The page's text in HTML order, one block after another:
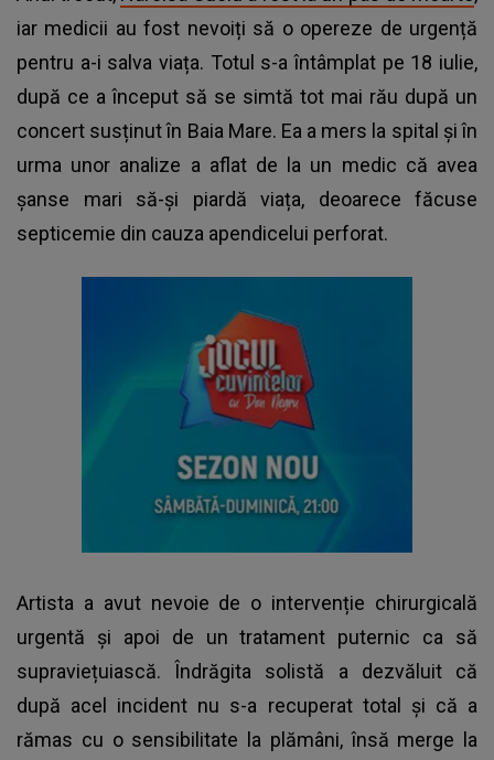
iar medicii au fost nevoiți să o opereze de urgență
pentru a-i salva viața. Totul s-a întâmplat pe 18 iulie,
după ce a început să se simtă tot mai rău după un
concert susținut în Baia Mare. Ea a mers la spital și în
urma unor analize a aflat de la un medic că avea
șanse mari să-și piardă viața, deoarece făcuse
septicemie din cauza apendicelui perforat.
Artista a avut nevoie de o intervenție chirurgicală
urgentă și apoi de un tratament puternic ca să
supraviețuiască. Îndrăgita solistă a dezvăluit că
după acel incident nu s-a recuperat total și că a
rămas cu o sensibilitate la plămâni, însă merge la